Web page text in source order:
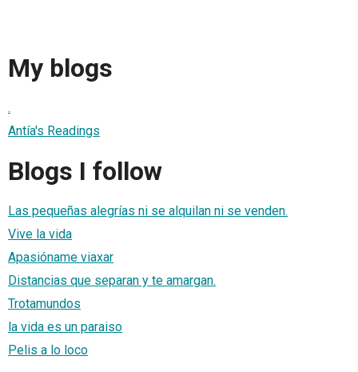
My blogs
.
Antía's Readings
Blogs I follow
Las pequeñas alegrías ni se alquilan ni se venden.
Vive la vida
Apasióname viaxar
Distancias que separan y te amargan.
Trotamundos
la vida es un paraiso
Pelis a lo loco